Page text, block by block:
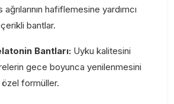
hafiflemesine yardımcı
bantlar.
Bantları: Uyku kalitesini
gece boyunca yenilenmesini
formüller.